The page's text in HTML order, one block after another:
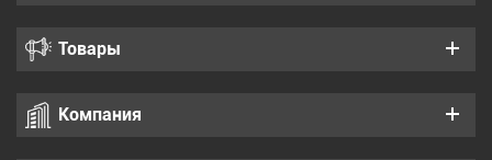
Товары
Компания